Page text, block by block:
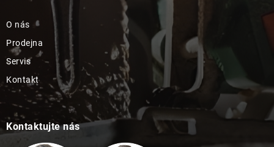
O nás
Prodejna
Servis
Kontakt
Kontaktujte nás